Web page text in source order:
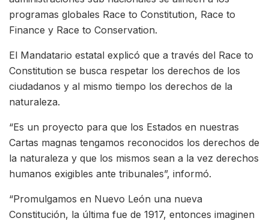
programas globales Race to Constitution, Race to
Finance y Race to Conservation.
El Mandatario estatal explicó que a través del Race to
Constitution se busca respetar los derechos de los
ciudadanos y al mismo tiempo los derechos de la
naturaleza.
“Es un proyecto para que los Estados en nuestras
Cartas magnas tengamos reconocidos los derechos de
la naturaleza y que los mismos sean a la vez derechos
humanos exigibles ante tribunales”, informó.
“Promulgamos en Nuevo León una nueva
Constitución, la última fue de 1917, entonces imaginen